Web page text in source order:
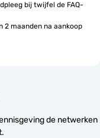
bij twijfel de FAQ-
2 maanden na aankoop
de netwerken